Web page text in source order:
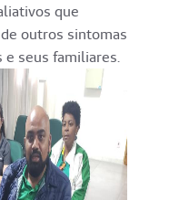
que
outros sintomas
seus familiares.